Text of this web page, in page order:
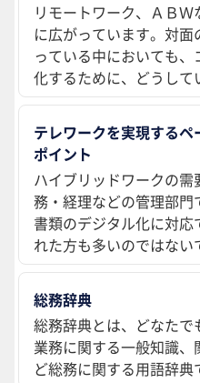
リモートワーク、ＡＢ
に広がっています。対
っている中においても
化するために、どうして
テレワークを実現する
ポイント
ハイブリッドワークの
務・経理などの管理部
書類のデジタル化に対
れた方も多いのではない
総務辞典
総務辞典とは、どなた
業務に関する一般知識
ど総務に関する用語辞典